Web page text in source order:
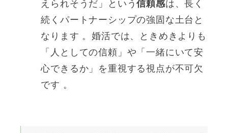
えられそうだ」という信頼感は、長く
続くパートナーシップの強固な土台と
なります 。婚活では、ときめきよりも
「人としての信頼」や「一緒にいて安
心できるか」を重視する視点が不可欠
です 。